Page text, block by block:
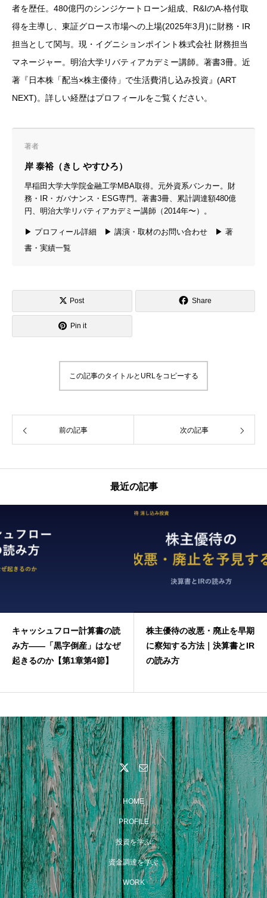
者を歴任。480億円のシンジケートローン組成、R&IのA-格付取
得を主導し、東証グロース市場への上場(2025年3月)に財務・IR
担当として関与。現・イグニションポイント株式会社 財務担当
マネージャー。明治大学リバティアカデミー講師。著書3冊。近
著『日本株「配当×株主優待」で生活費消し込み投資』(ART
NEXT)。詳しい経歴はプロフィールをご覧ください。
著者
岸 泰裕（きし やすひろ）
早稲田大学大学院金融工学MBA取得。元外資系バンカー。財
務・IR・ガバナンス・ESG専門。著書3冊、累計調達額480億
円、明治大学リバティアカデミー講師（2014年〜）。
▶ プロフィール詳細 ▶ 講演・取材のお問い合わせ
▶ 著
書・実績一覧
Post Share
Pin it
この記事のタイトルとURLをコピーする
前の記事 次の記事
最近の記事
キャッシュフロー計算書の読
み方——「黒字倒産」はなぜ
起きるのか【第1章第4節】
株主優待の改悪・廃止を早期
に察知する方法｜決算書とIR
の読み方
HOME
PROFILE
投資を学ぶ
資金調達を学ぶ
WORK